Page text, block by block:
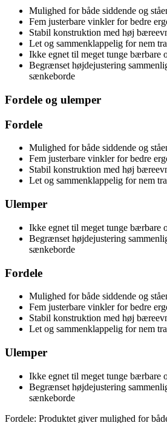
Mulighed for både siddende og
Fem justerbare vinkler for bedre
Stabil konstruktion med høj
Let og sammenklappelig for nem
Ikke egnet til meget tunge bærbare
Begrænset højdejustering
sænkeborde
Fordele og ulemper
Fordele
Mulighed for både siddende og
Fem justerbare vinkler for bedre
Stabil konstruktion med høj
Let og sammenklappelig for nem
Ulemper
Ikke egnet til meget tunge bærbare
Begrænset højdejustering
sænkeborde
Fordele
Mulighed for både siddende og
Fem justerbare vinkler for bedre
Stabil konstruktion med høj
Let og sammenklappelig for nem
Ulemper
Ikke egnet til meget tunge bærbare
Begrænset højdejustering
sænkeborde
Fordele: Produktet giver mulighed for